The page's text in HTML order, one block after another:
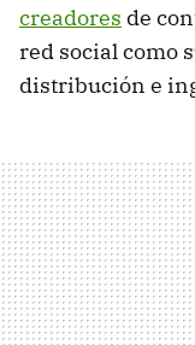
creadores de
red social como
distribución e